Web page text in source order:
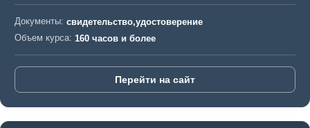
Документы: свидетельство,удостоверение
Объем курса: 160 часов и более
Перейти на сайт